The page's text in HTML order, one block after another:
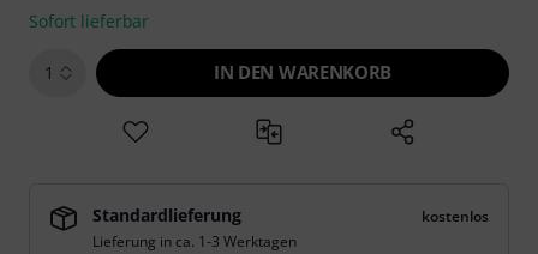
Sofort lieferbar
1 IN DEN WARENKORB
Standardlieferung
kostenlos
Lieferung in ca. 1-3 Werktagen